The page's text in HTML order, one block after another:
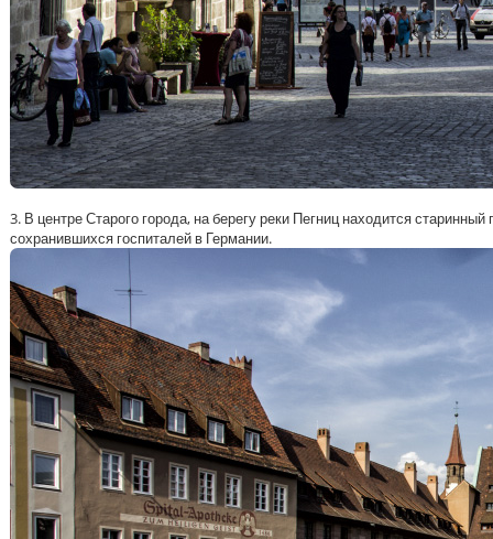
3. В центре Старого города, на берегу реки Пегниц находится
сохранившихся госпиталей в Германии.